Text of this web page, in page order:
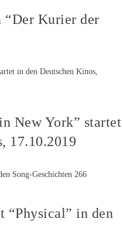
“Der Kurier der
New York” startet
17.10.2019
“Physical” in den